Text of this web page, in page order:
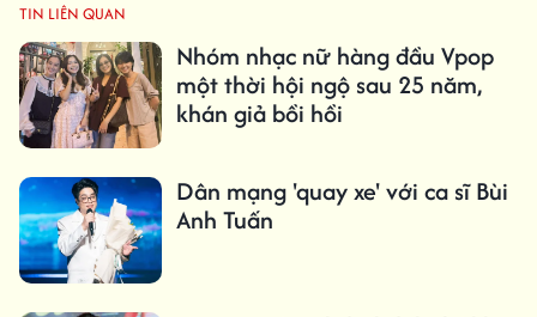
TIN LIÊN QUAN
Nhóm nhạc nữ hàng đầu Vpop
một thời hội ngộ sau 25 năm,
khán giả bồi hồi
Dân mạng 'quay xe' với ca sĩ Bùi
Anh Tuấn